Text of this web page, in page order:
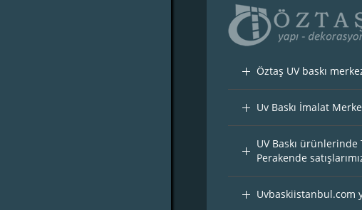
Öztaş UV baskı
Uv Baskı İmalat
UV Baskı ürünlerinde
Perakende
Uvbaskiistanbul.com